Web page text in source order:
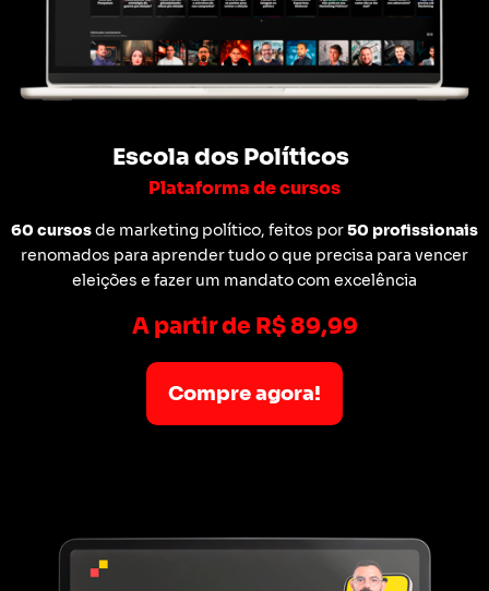
Escola dos Políticos
Plataforma de cursos
60 cursosde marketing político, feitos por50 profissionais
renomados para aprender tudo o que precisa para vencer
eleições e fazer um mandato com excelência
A partir de R$ 89,99
Compre agora!